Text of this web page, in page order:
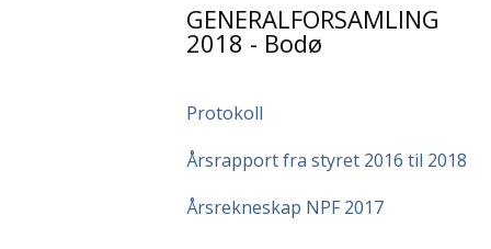
GENERALFORSAMLING
2018 - Bodø
Protokoll
Årsrapport fra styret 2016 til 2018
Årsrekneskap NPF 2017